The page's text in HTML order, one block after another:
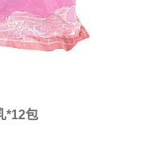
*12包